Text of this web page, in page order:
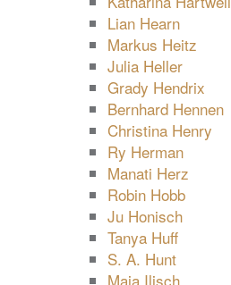
Lian Hearn
Markus Heitz
Julia Heller
Grady Hendrix
Bernhard Hennen
Christina Henry
Ry Herman
Manati Herz
Robin Hobb
Ju Honisch
Tanya Huff
S. A. Hunt
Maja Ilisch